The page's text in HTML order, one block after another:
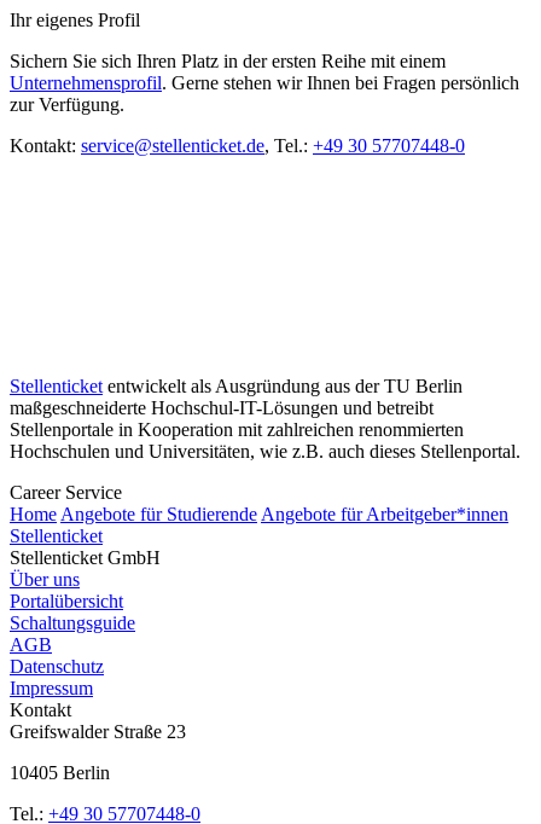
Ihr eigenes Profil
Sichern Sie sich Ihren Platz in der ersten Reihe mit einem
Unternehmensprofil. Gerne stehen wir Ihnen bei Fragen persönlich
zur Verfügung.
Kontakt: service@stellenticket.de, Tel.: +49 30 57707448-0
Stellenticket entwickelt als Ausgründung aus der TU Berlin
maßgeschneiderte Hochschul-IT-Lösungen und betreibt
Stellenportale in Kooperation mit zahlreichen renommierten
Hochschulen und Universitäten, wie z.B. auch dieses Stellenportal.
Career Service
Home Angebote für Studierende Angebote für Arbeitgeber*innen
Stellenticket
Stellenticket GmbH
Über uns
Portalübersicht
Schaltungsguide
AGB
Datenschutz
Impressum
Kontakt
Greifswalder Straße 23
10405 Berlin
Tel.: +49 30 57707448-0